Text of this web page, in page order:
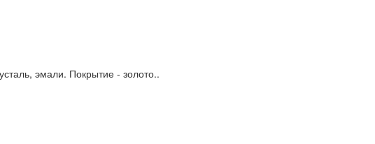
эмали. Покрытие - золото..